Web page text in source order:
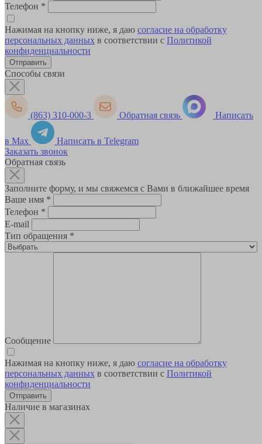
Телефон *
Нажимая на кнопку ниже, я даю согласие на обработку
персональных данных в соответствии с Политикой
конфиденциальности
Способы связи
(863) 310-000-3 Обратная связь Написать
в Max
Написать в Telegram
Заказать звонок
Обратная связь
Заполните форму, и мы свяжемся с Вами в ближайшее время
Ваше имя *
Телефон *
E-mail
Тип обращения *
Сообщение
Нажимая на кнопку ниже, я даю согласие на обработку
персональных данных в соответствии с Политикой
конфиденциальности
Наличие в магазинах